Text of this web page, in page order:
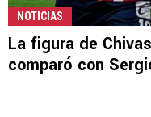
NOTICIAS
La figura de
comparó con